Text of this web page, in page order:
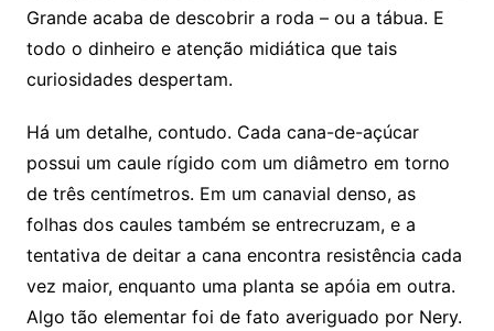
Grande acaba de descobrir a roda – ou a tábua. E
todo o dinheiro e atenção midiática que tais
curiosidades despertam.
Há um detalhe, contudo. Cada cana-de-açúcar
possui um caule rígido com um diâmetro em torno
de três centímetros. Em um canavial denso, as
folhas dos caules também se entrecruzam, e a
tentativa de deitar a cana encontra resistência cada
vez maior, enquanto uma planta se apóia em outra.
Algo tão elementar foi de fato averiguado por Nery.